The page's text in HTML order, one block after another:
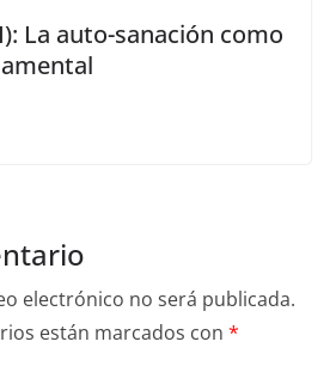
La auto-sanación como
electrónico no será publicada.
están marcados con *